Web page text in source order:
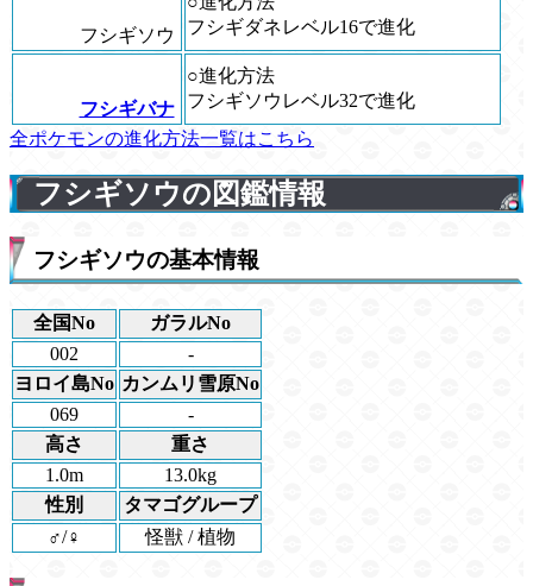
フシギソウ
フシギダネレベル16で進化
フシギバナ
○進化方法
フシギソウレベル32で進化
全ポケモンの進化方法一覧はこちら
フシギソウの図鑑情報
フシギソウの基本情報
全国No
ガラルNo
002
-
ヨロイ島No カンムリ雪原No
069
-
高さ
重さ
1.0m
13.0kg
性別
タマゴグループ
♂/♀
怪獣 / 植物